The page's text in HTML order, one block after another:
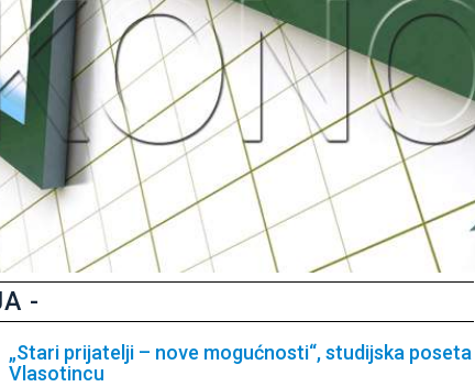
-
„Stari prijatelji – nove mogućnosti“, studijska poseta
Vlasotincu